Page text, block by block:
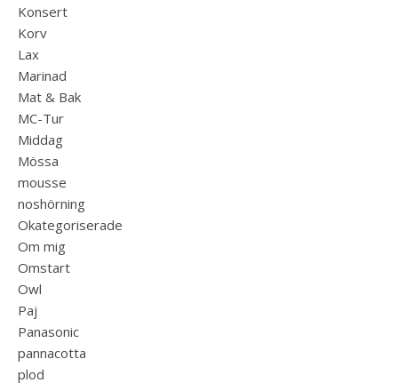
Konsert
Korv
Lax
Marinad
Mat & Bak
MC-Tur
Middag
Mössa
mousse
noshörning
Okategoriserade
Om mig
Omstart
Owl
Paj
Panasonic
pannacotta
plod